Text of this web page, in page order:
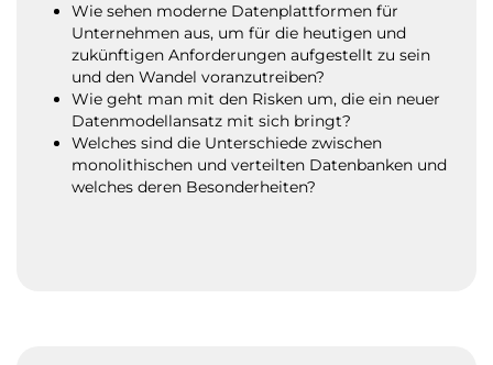
Wie sehen moderne Datenplattformen für
Unternehmen aus, um für die heutigen und
zukünftigen Anforderungen aufgestellt zu sein
und den Wandel voranzutreiben?
Wie geht man mit den Risken um, die ein neuer
Datenmodellansatz mit sich bringt?
Welches sind die Unterschiede zwischen
monolithischen und verteilten Datenbanken und
welches deren Besonderheiten?